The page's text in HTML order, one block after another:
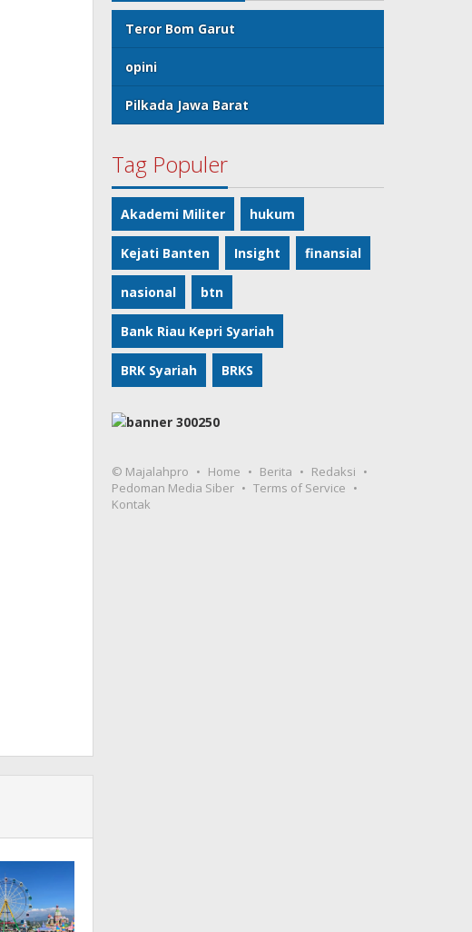
Teror Bom Garut
opini
Pilkada Jawa Barat
Tag Populer
Akademi Militer hukum
Kejati Banten Insight finansial
nasional btn
Bank Riau Kepri Syariah
BRK Syariah BRKS
© Majalahpro Home Berita
Redaksi
Pedoman Media Siber
Terms of Service
Kontak